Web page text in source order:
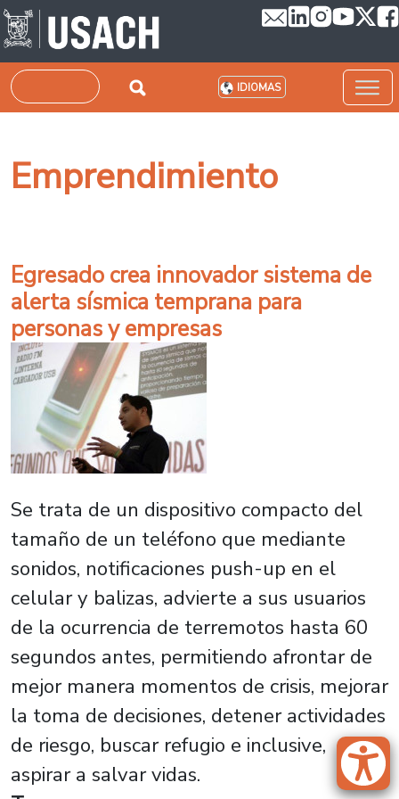
Pasar al contenido principal
Buscar IDIOMAS
Emprendimiento
Egresado crea innovador sistema de
alerta sísmica temprana para
personas y empresas
Se trata de un dispositivo compacto del
tamaño de un teléfono que mediante
sonidos, notificaciones push-up en el
celular y balizas, advierte a sus usuarios
de la ocurrencia de terremotos hasta 60
segundos antes, permitiendo afrontar de
mejor manera momentos de crisis, mejorar
la toma de decisiones, detener actividades
de riesgo, buscar refugio e inclusive,
aspirar a salvar vidas.